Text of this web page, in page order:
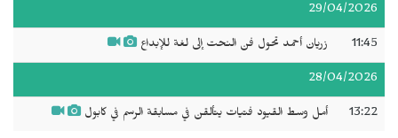
29/04/2026
11:45 زريان أحمد تحول فن النحت إلى لغة للإبداع
28/04/2026
13:22 أمل وسط القيود فتيات يتألقن في مسابقة الرسم في كابول